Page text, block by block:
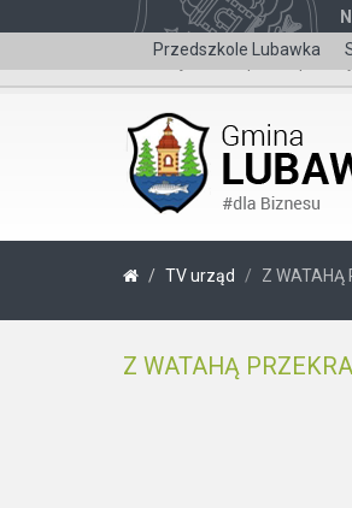
Przedszkole Lubawka
Wersja dla
TV urząd Z WATAHĄ
Z WATAHĄ